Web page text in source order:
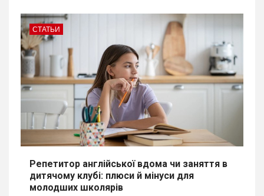
СТАТЬИ
Репетитор англійської вдома чи заняття в
дитячому клубі: плюси й мінуси для
молодших школярів